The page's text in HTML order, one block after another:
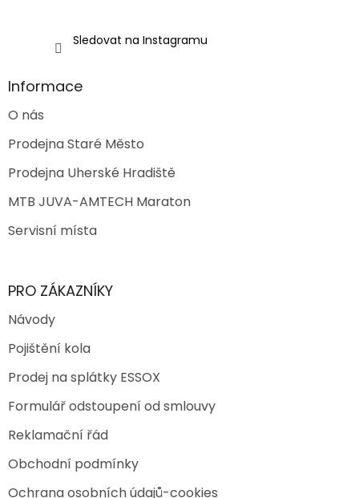
Sledovat na Instagramu
Informace
O nás
Prodejna Staré Město
Prodejna Uherské Hradiště
MTB JUVA-AMTECH Maraton
Servisní místa
PRO ZÁKAZNÍKY
Návody
Pojištění kola
Prodej na splátky ESSOX
Formulář odstoupení od smlouvy
Reklamační řád
Obchodní podmínky
Ochrana osobních údajů-cookies